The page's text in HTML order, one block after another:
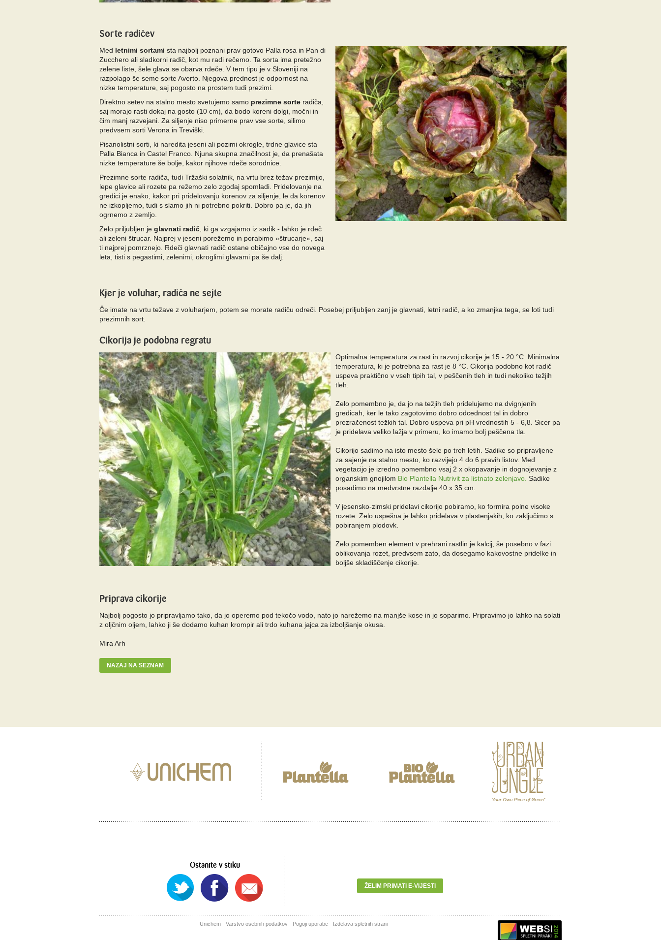
Sorte radičev
Med letnimi sortami sta najbolj poznani prav gotovo Palla rosa in Pan di
Zucchero ali sladkorni radič, kot mu radi rečemo. Ta sorta ima pretežno
zelene liste, šele glava se obarva rdeče. V tem tipu je v Sloveniji na
razpolago še seme sorte Averto. Njegova prednost je odpornost na
nizke temperature, saj pogosto na prostem tudi prezimi.
Direktno setev na stalno mesto svetujemo samo prezimne sorte radiča,
saj morajo rasti dokaj na gosto (10 cm), da bodo koreni dolgi, močni in
čim manj razvejani. Za siljenje niso primerne prav vse sorte, silimo
predvsem sorti Verona in Treviški.
Pisanolistni sorti, ki naredita jeseni ali pozimi okrogle, trdne glavice sta
Palla Bianca in Castel Franco. Njuna skupna značilnost je, da prenašata
nizke temperature še bolje, kakor njihove rdeče sorodnice.
Prezimne sorte radiča, tudi Tržaški solatnik, na vrtu brez težav prezimijo,
lepe glavice ali rozete pa režemo zelo zgodaj spomladi. Pridelovanje na
gredici je enako, kakor pri pridelovanju korenov za siljenje, le da korenov
ne izkopljemo, tudi s slamo jih ni potrebno pokriti. Dobro pa je, da jih
ogrnemo z zemljo.
Zelo priljubljen je glavnati radič, ki ga vzgajamo iz sadik - lahko je rdeč
ali zeleni štrucar. Najprej v jeseni porežemo in porabimo »štrucarje«, saj
ti najprej pomrznejo. Rdeči glavnati radič ostane običajno vse do novega
leta, tisti s pegastimi, zelenimi, okroglimi glavami pa še dalj.
Kjer je voluhar, radiča ne sejte
Če imate na vrtu težave z voluharjem, potem se morate radiču odreči. Posebej priljubljen zanj je glavnati, letni radič, a ko zmanjka tega, se loti tudi
prezimnih sort.
Cikorija je podobna regratu
Optimalna temperatura za rast in razvoj cikorije je 15 - 20 °C. Minimalna
temperatura, ki je potrebna za rast je 8 °C. Cikorija podobno kot radič
uspeva praktično v vseh tipih tal, v peščenih tleh in tudi nekoliko težjih
tleh.
Zelo pomembno je, da jo na težjih tleh pridelujemo na dvignjenih
gredicah, ker le tako zagotovimo dobro odcednost tal in dobro
prezračenost težkih tal. Dobro uspeva pri pH vrednostih 5 - 6,8. Sicer pa
je pridelava veliko lažja v primeru, ko imamo bolj peščena tla.
Cikorijo sadimo na isto mesto šele po treh letih. Sadike so pripravljene
za sajenje na stalno mesto, ko razvijejo 4 do 6 pravih listov. Med
vegetacijo je izredno pomembno vsaj 2 x okopavanje in dognojevanje z
organskim gnojilom Bio Plantella Nutrivit za listnato zelenjavo. Sadike
posadimo na medvrstne razdalje 40 x 35 cm.
V jesensko-zimski pridelavi cikorijo pobiramo, ko formira polne visoke
rozete. Zelo uspešna je lahko pridelava v plastenjakih, ko zaključimo s
pobiranjem plodovk.
Zelo pomemben element v prehrani rastlin je kalcij, še posebno v fazi
oblikovanja rozet, predvsem zato, da dosegamo kakovostne pridelke in
boljše skladiščenje cikorije.
Priprava cikorije
Najbolj pogosto jo pripravljamo tako, da jo operemo pod tekočo vodo, nato jo narežemo na manjše kose in jo soparimo. Pripravimo jo lahko na solati
z oljčnim oljem, lahko ji še dodamo kuhan krompir ali trdo kuhana jajca za izboljšanje okusa.
Mira Arh
NAZAJ NA SEZNAM
Ostanite v stiku
ŽELIM PRIMATI E-VIJESTI
Unichem - Varstvo osebnih podatkov - Pogoji uporabe - Izdelava spletnih strani